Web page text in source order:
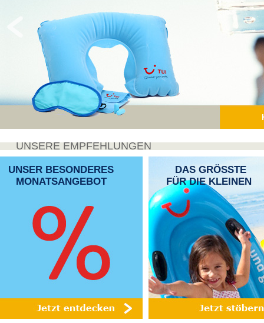
UNSERE EMPFEHLUNGEN
UNSER BESONDERES
MONATSANGEBOT
DAS GRÖSSTE
FÜR DIE KLEINEN